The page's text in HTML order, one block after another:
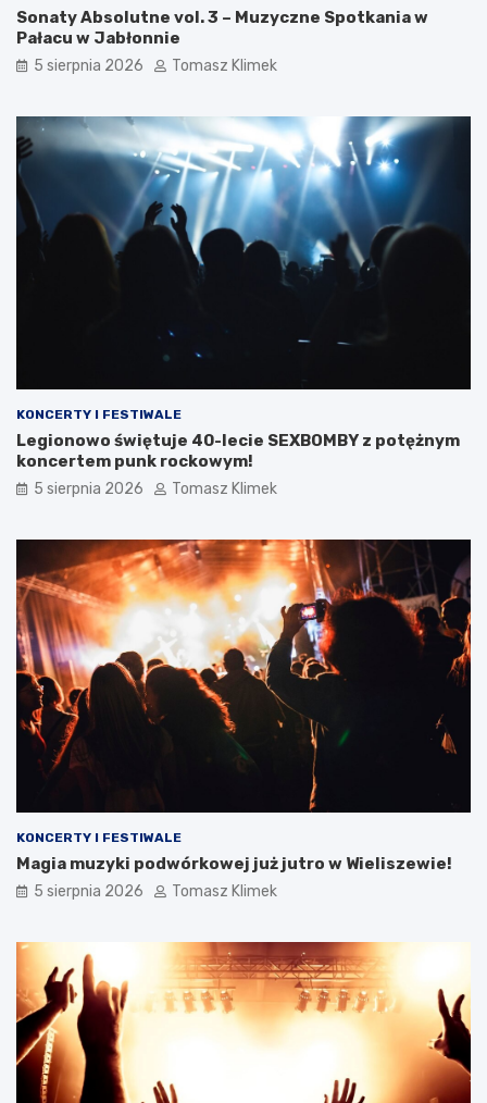
Sonaty Absolutne vol. 3 – Muzyczne Spotkania w
Pałacu w Jabłonnie
5 sierpnia 2026 Tomasz Klimek
KONCERTY I FESTIWALE
Legionowo świętuje 40-lecie SEXBOMBY z potężnym
koncertem punk rockowym!
5 sierpnia 2026 Tomasz Klimek
KONCERTY I FESTIWALE
Magia muzyki podwórkowej już jutro w Wieliszewie!
5 sierpnia 2026 Tomasz Klimek